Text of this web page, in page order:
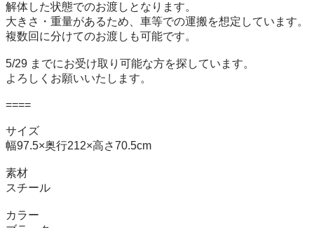
解体した状態でのお渡しとなります。
大きさ・重量があるため、車等での運搬を想定しています。
複数回に分けてのお渡しも可能です。
5/29 までにお受け取り可能な方を探しています。
よろしくお願いいたします。
====
サイズ
幅97.5×奥行212×高さ70.5cm
素材
スチール
カラー